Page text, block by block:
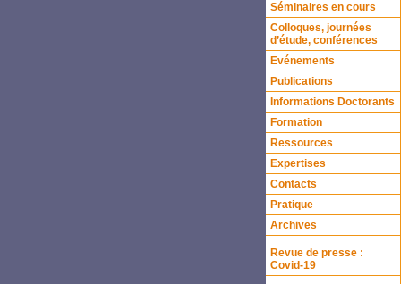
Séminaires en cours
Colloques, journées
d’étude, conférences
Evénements
Publications
Informations Doctorants
Formation
Ressources
Expertises
Contacts
Pratique
Archives
Revue de presse :
Covid-19